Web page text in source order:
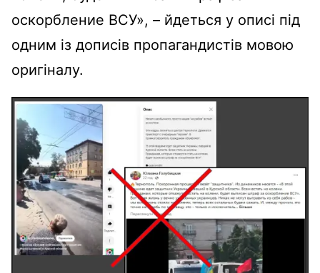
оскорбление ВСУ», – йдеться у описі під
одним із дописів пропагандистів мовою
оригіналу.